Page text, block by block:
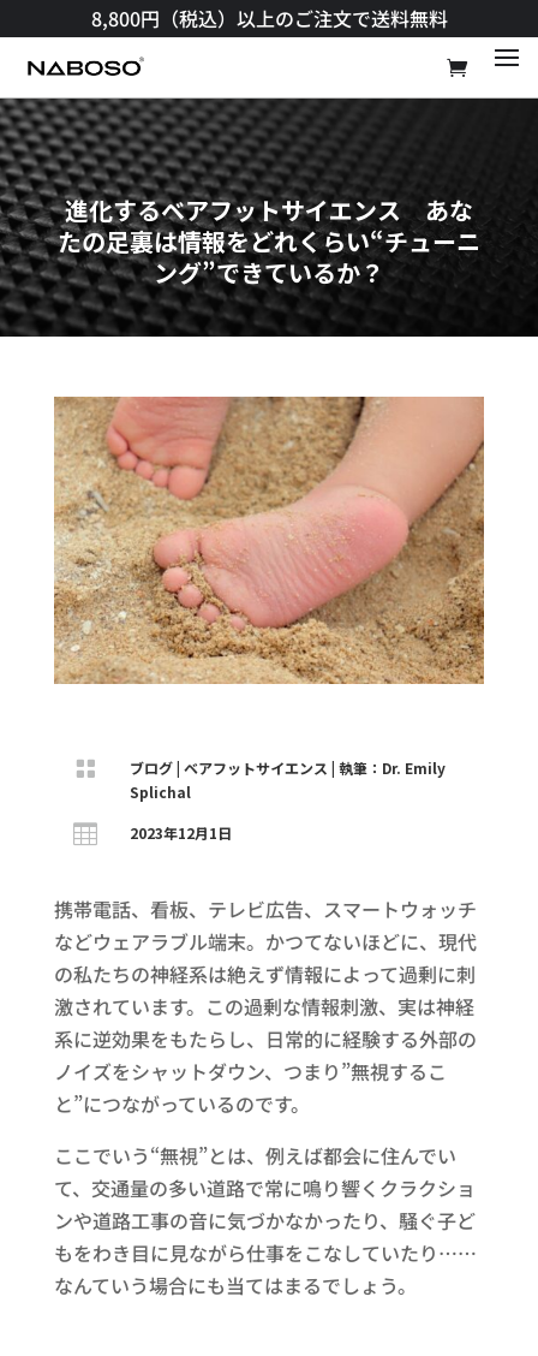
8,800円（税込）以上のご注文で送料無料​
進化するベアフットサイエンス あな
たの足裏は情報をどれくらい“チューニ
ング”できているか？
 ブログ| ベアフットサイエンス | 執筆：Dr. Emily
Splichal
 2023年12月1日
携帯電話、看板、テレビ広告、スマートウォッチ
などウェアラブル端末。かつてないほどに、現代
の私たちの神経系は絶えず情報によって過剰に刺
激されています。この過剰な情報刺激、実は神経
系に逆効果をもたらし、日常的に経験する外部の
ノイズをシャットダウン、つまり”無視するこ
と”につながっているのです。
ここでいう“無視”とは、例えば都会に住んでい
て、交通量の多い道路で常に鳴り響くクラクショ
ンや道路工事の音に気づかなかったり、騒ぐ子ど
もをわき目に見ながら仕事をこなしていたり……
なんていう場合にも当てはまるでしょう。